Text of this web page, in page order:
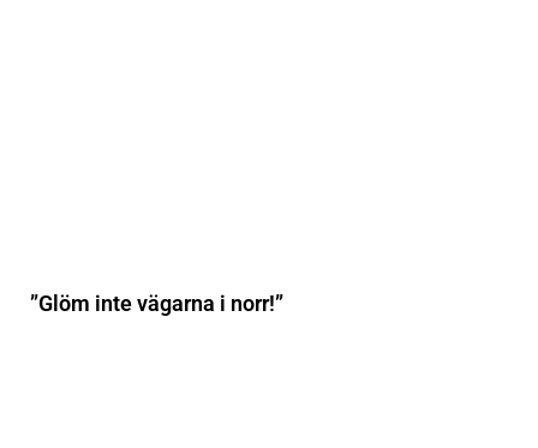
”Glöm inte vägarna i norr!”